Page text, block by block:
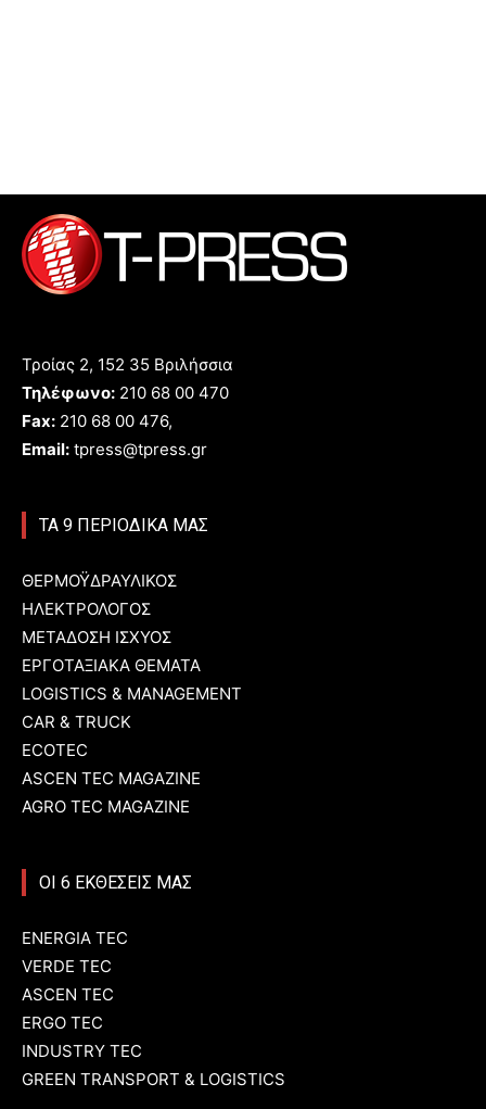
Τροίας 2, 152 35 Βριλήσσια
Τηλέφωνο: 210 68 00 470
Fax: 210 68 00 476,
Email: tpress@tpress.gr
ΤΑ 9 ΠΕΡΙΟΔΙΚΑ ΜΑΣ
ΘΕΡΜΟΫΔΡΑΥΛΙΚΟΣ
ΗΛΕΚΤΡΟΛΟΓΟΣ
ΜΕΤΑΔΟΣΗ ΙΣΧΥΟΣ
ΕΡΓΟΤΑΞΙΑΚΑ ΘΕΜΑΤΑ
LOGISTICS & MANAGEMENT
CAR & TRUCK
ECOTEC
ASCEN TEC MAGAZINE
AGRO TEC MAGAZINE
ΟΙ 6 ΕΚΘΕΣΕΙΣ ΜΑΣ
ENERGIA TEC
VERDE TEC
ASCEN TEC
ERGO TEC
INDUSTRY TEC
GREEN TRANSPORT & LOGISTICS